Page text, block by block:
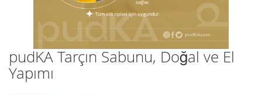
Resim
galerisinin
başlangıcına
pudKA Tarçın Sabunu, Doğal ve El
Yapımı